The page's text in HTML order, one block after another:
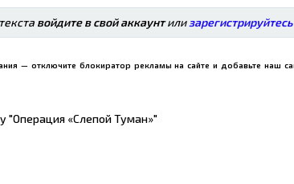
войдите в свой аккаунтилизарегистрируйтесь
— отключите блокиратор рекламы на сайте и добавьте наш
"Операция «Слепой Туман»"